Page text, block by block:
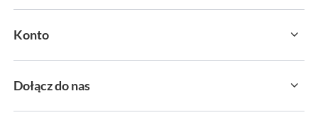
Konto
Dołącz do nas